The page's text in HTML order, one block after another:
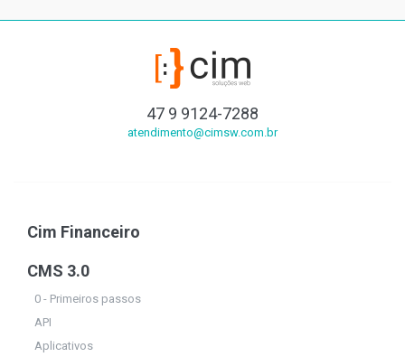
47 9 9124-7288
atendimento@cimsw.com.br
Cim Financeiro
CMS 3.0
0 - Primeiros passos
API
Aplicativos